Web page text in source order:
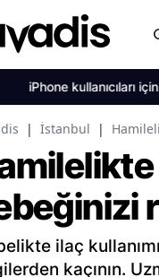
kullanıcıları için yeni
| İstanbul |
ilaç
kaçının.